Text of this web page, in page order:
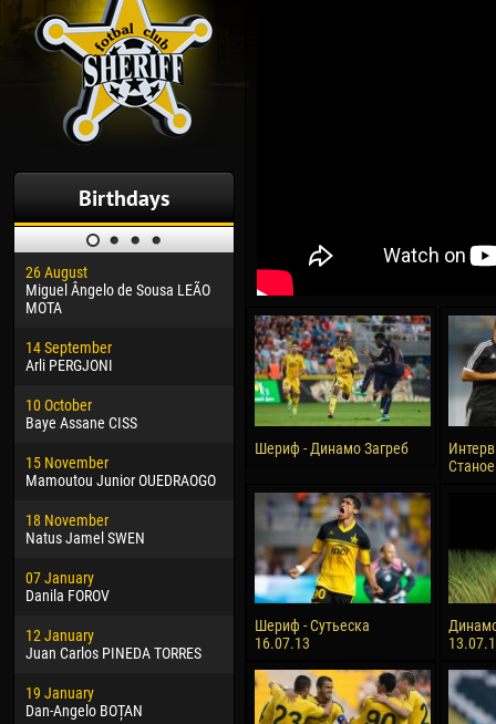
Birthdays
26 August
Miguel Ângelo de Sousa LEÃO
MOTA
14 September
Arli PERGJONI
10 October
Baye Assane CISS
15 November
Mamoutou Junior OUEDRAOGO
18 November
Natus Jamel SWEN
07 January
Danila FOROV
12 January
Juan Carlos PINEDA TORRES
19 January
Dan-Angelo BOȚAN
30 January
Dhoraso Moreo KLAS
24 February
Vladislav COSTIN
02 March
Veaceslav COZMA
09 March
Emmanuel AFETSE
20 March
Jayder Moreno ASPRILLA
22 March
Samba KONÉ
26 March
Vitor Hugo Morais de OLIVEIRA
28 March
Raí LOPES DE OLIVEIRA
04
13
24
15
28
15
Ivan
Шериф - Динамо Загреб
Шериф - Сутьеска
16.07.13